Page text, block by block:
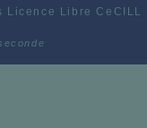
Licence Libre CeCILL